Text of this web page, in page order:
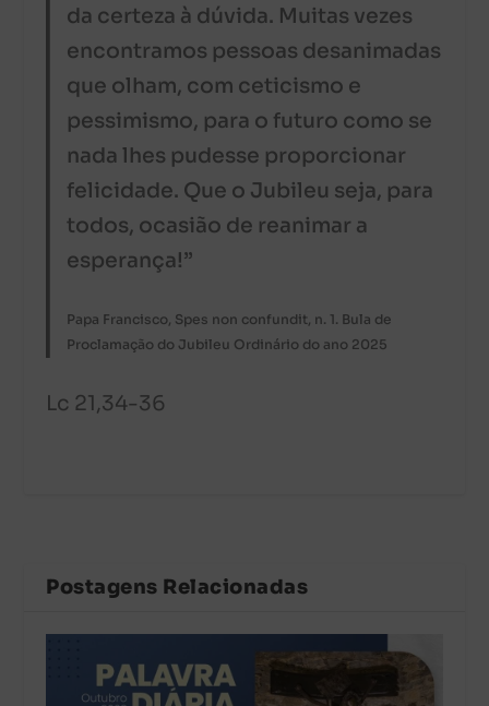
da certeza à dúvida. Muitas vezes
encontramos pessoas desanimadas
que olham, com ceticismo e
pessimismo, para o futuro como se
nada lhes pudesse proporcionar
felicidade. Que o Jubileu seja, para
todos, ocasião de reanimar a
esperança!”
Papa Francisco, Spes non confundit, n. 1. Bula de
Proclamação do Jubileu Ordinário do ano 2025
Lc 21,34-36
Postagens Relacionadas